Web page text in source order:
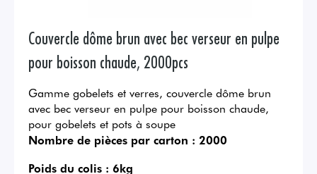
Couvercle dôme brun avec bec verseur en pulpe
pour boisson chaude, 2000pcs
Gamme gobelets et verres, couvercle dôme brun
avec bec verseur en pulpe pour boisson chaude,
pour gobelets et pots à soupe
Nombre de pièces par carton : 2000
Poids du colis : 6kg